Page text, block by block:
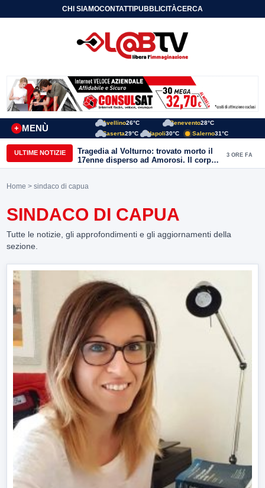
CHI SIAMOCONTATTIPUBBLICITÀCERCA
MENÙ
+
Avellino26°C Benevento28°C
Caserta29°C Napoli30°C Salerno31°C
ULTIME NOTIZIE
Tragedia al Volturno: trovato morto il
17enne disperso ad Amorosi. Il corpo
recuperato dai sommozzatori
3 ORE FA
Home > sindaco di capua
SINDACO DI CAPUA
Tutte le notizie, gli approfondimenti e gli aggiornamenti della
sezione.